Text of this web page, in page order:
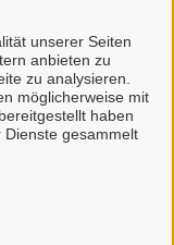
unserer Seiten
anbieten zu
zu analysieren.
möglicherweise mit
haben
gesammelt
von Mein